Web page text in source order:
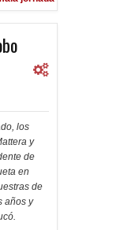
los
y
de
en
de
años y